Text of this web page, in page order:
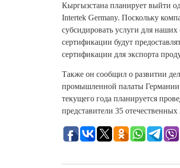
Кыргызстана планирует выйти
Intertek Germany. Поскольку
субсидировать услуги для
сертификации будут
сертификации для экспорта
Также он сообщил о развитии
промышленной палаты Германии
текущего года планируется
представители 35